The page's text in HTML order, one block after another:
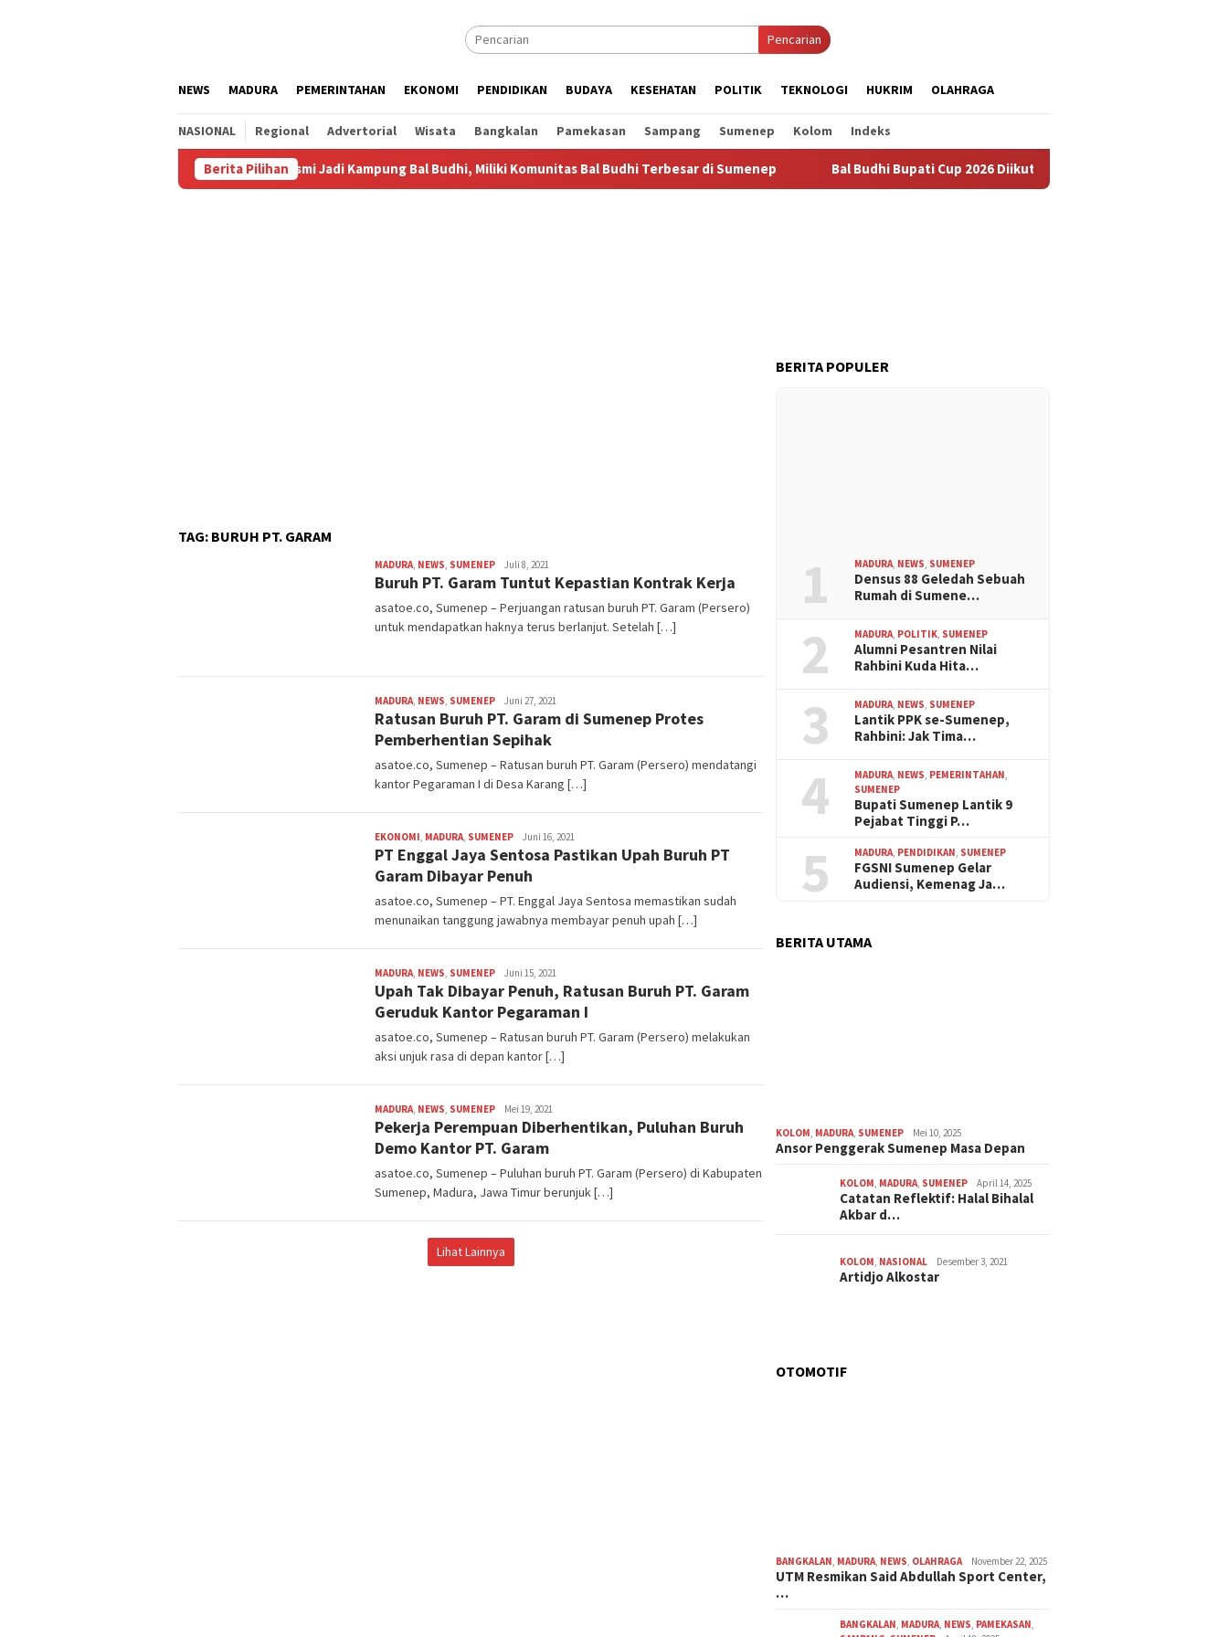
Pencarian
NEWS MADURA PEMERINTAHAN EKONOMI PENDIDIKAN BUDAYA KESEHATAN POLITIK TEKNOLOGI HUKRIM OLAHRAGA
NASIONAL Regional Advertorial Wisata Bangkalan Pamekasan Sampang Sumenep Kolom Indeks
Berita Pilihan
Kalianget Resmi Jadi Kampung Bal Budhi, Miliki Komunitas Bal Budhi Terbesar di Sumenep Bal Budhi Bupati Cup 2026 Diikuti 288 Grup, Jadi Ajang Lestarikan
TAG: BURUH PT. GARAM
MADURA, NEWS, SUMENEP admin
Juli 8, 2021
Buruh PT. Garam Tuntut Kepastian Kontrak Kerja
asatoe.co, Sumenep – Perjuangan ratusan buruh PT. Garam (Persero)
untuk mendapatkan haknya terus berlanjut. Setelah […]
MADURA, NEWS, SUMENEP admin
Juni 27, 2021
Ratusan Buruh PT. Garam di Sumenep Protes
Pemberhentian Sepihak
asatoe.co, Sumenep – Ratusan buruh PT. Garam (Persero) mendatangi
kantor Pegaraman I di Desa Karang […]
EKONOMI, MADURA, SUMENEP admin
Juni 16, 2021
PT Enggal Jaya Sentosa Pastikan Upah Buruh PT
Garam Dibayar Penuh
asatoe.co, Sumenep – PT. Enggal Jaya Sentosa memastikan sudah
menunaikan tanggung jawabnya membayar penuh upah […]
MADURA, NEWS, SUMENEP admin
Juni 15, 2021
Upah Tak Dibayar Penuh, Ratusan Buruh PT. Garam
Geruduk Kantor Pegaraman I
asatoe.co, Sumenep – Ratusan buruh PT. Garam (Persero) melakukan
aksi unjuk rasa di depan kantor […]
MADURA, NEWS, SUMENEP admin
Mei 19, 2021
Pekerja Perempuan Diberhentikan, Puluhan Buruh
Demo Kantor PT. Garam
asatoe.co, Sumenep – Puluhan buruh PT. Garam (Persero) di Kabupaten
Sumenep, Madura, Jawa Timur berunjuk […]
Lihat Lainnya
BERITA POPULER
1 MADURA NEWS SUMENEP
Densus 88 Geledah Sebuah
Rumah di Sumene…
2 MADURA POLITIK SUMENEP
Alumni Pesantren Nilai
Rahbini Kuda Hita…
3 MADURA NEWS SUMENEP
Lantik PPK se-Sumenep,
Rahbini: Jak Tima…
4 MADURA NEWS PEMERINTAHAN
SUMENEP
Bupati Sumenep Lantik 9
Pejabat Tinggi P…
5 MADURA PENDIDIKAN SUMENEP
FGSNI Sumenep Gelar
Audiensi, Kemenag Ja…
BERITA UTAMA
KOLOM MADURA SUMENEP Mei 10, 2025
Ansor Penggerak Sumenep Masa Depan
KOLOM MADURA SUMENEP April 14, 2025
Catatan Reflektif: Halal Bihalal
Akbar d…
KOLOM NASIONAL Desember 3, 2021
Artidjo Alkostar
OTOMOTIF
BANGKALAN, MADURA, NEWS, OLAHRAGA November 22, 2025
UTM Resmikan Said Abdullah Sport Center,
…
BANGKALAN, MADURA, NEWS, PAMEKASAN,